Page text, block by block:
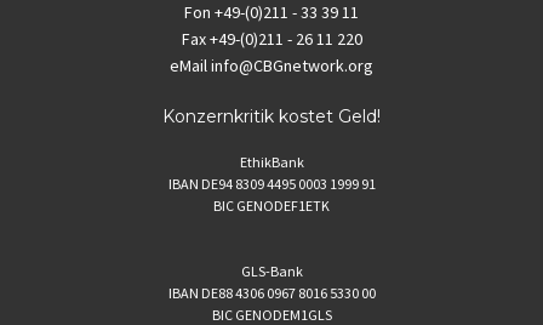
Fon +49-(0)211 - 33 39 11
Fax+49-(0)211 - 26 11 220
eMailinfo@CBGnetwork.org
Konzernkritik kostet Geld!
EthikBank
IBAN DE94 8309 4495 0003 1999 91
BIC GENODEF1ETK
GLS-Bank
IBAN DE88 4306 0967 8016 5330 00
BIC GENODEM1GLS